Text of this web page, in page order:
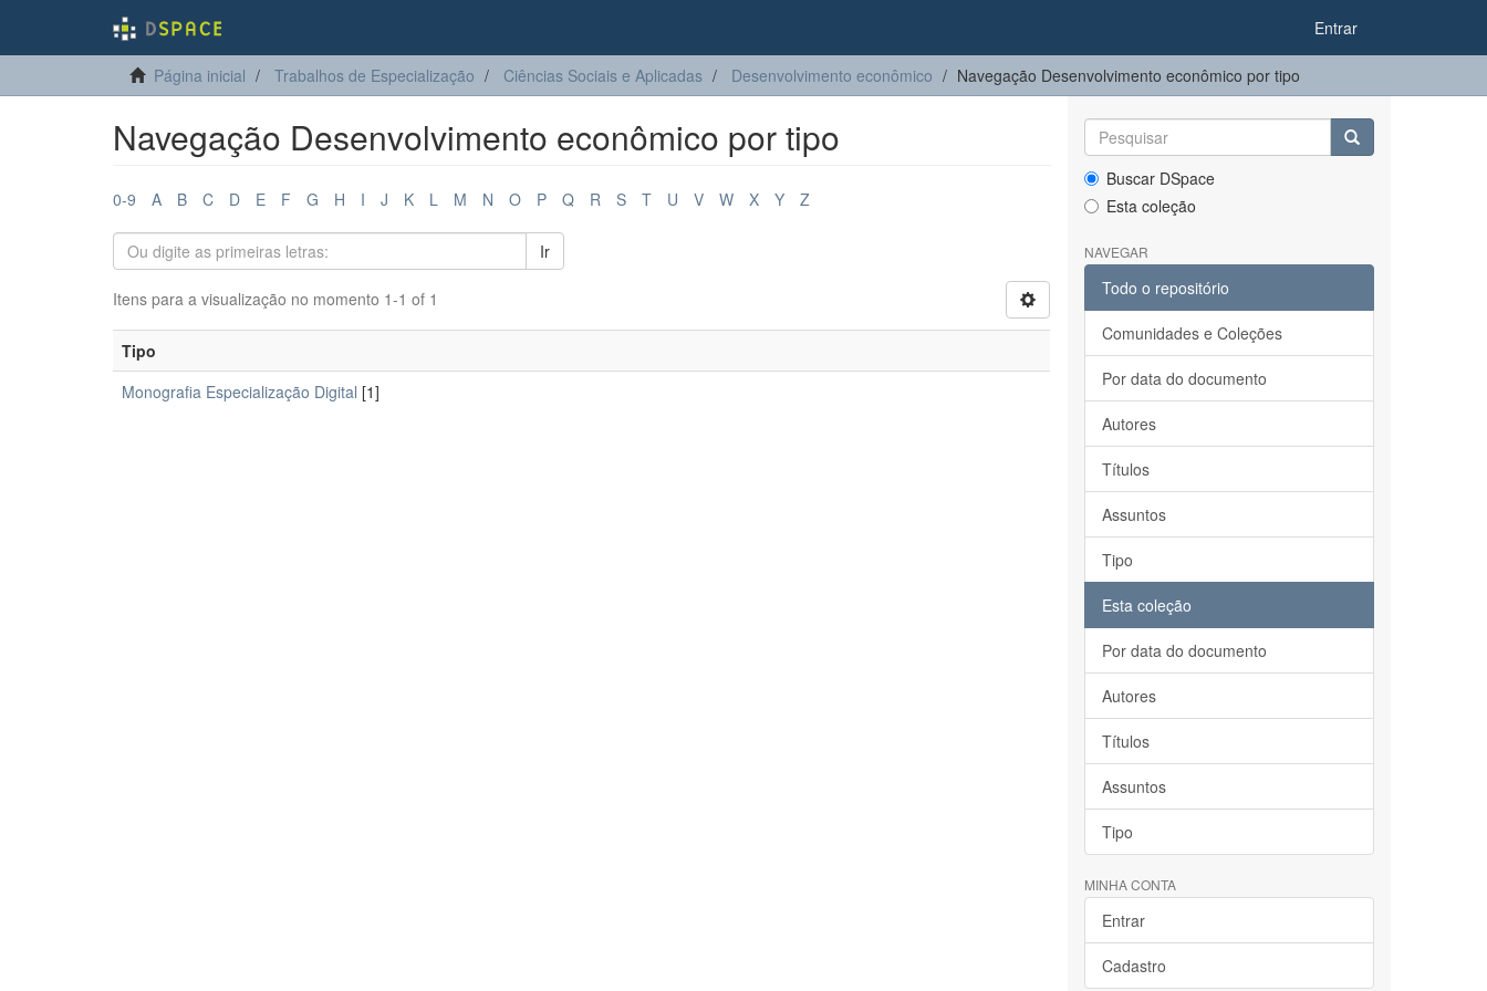
Entrar
Página inicial Trabalhos de Especialização Ciências Sociais e Aplicadas Desenvolvimento econômico Navegação Desenvolvimento econômico por tipo
Navegação Desenvolvimento econômico por tipo
0-9 A B C D E F G H I J K L M N O P Q R S T U V W X Y Z
Ir
Itens para a visualização no momento 1-1 of 1
Tipo
Monografia Especialização Digital [1]
Buscar DSpace
Esta coleção
NAVEGAR
Todo o repositório
Comunidades e Coleções
Por data do documento
Autores
Títulos
Assuntos
Tipo
Esta coleção
Por data do documento
Autores
Títulos
Assuntos
Tipo
MINHA CONTA
Entrar
Cadastro